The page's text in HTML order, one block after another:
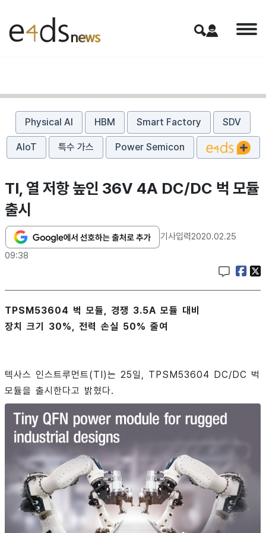
Physical AI HBM Smart Factory SDV
AIoT 특수 가스 Power Semicon
TI, 열 저항 높인 36V 4A DC/DC 벅 모듈
출시
기사입력2020.02.25
09:38
TPSM53604 벅 모듈, 경쟁 3.5A 모듈 대비
장치 크기 30%, 전력 손실 50% 줄여
텍사스 인스트루먼트(TI)는 25일, TPSM53604 DC/DC 벅
모듈을 출시한다고 밝혔다.